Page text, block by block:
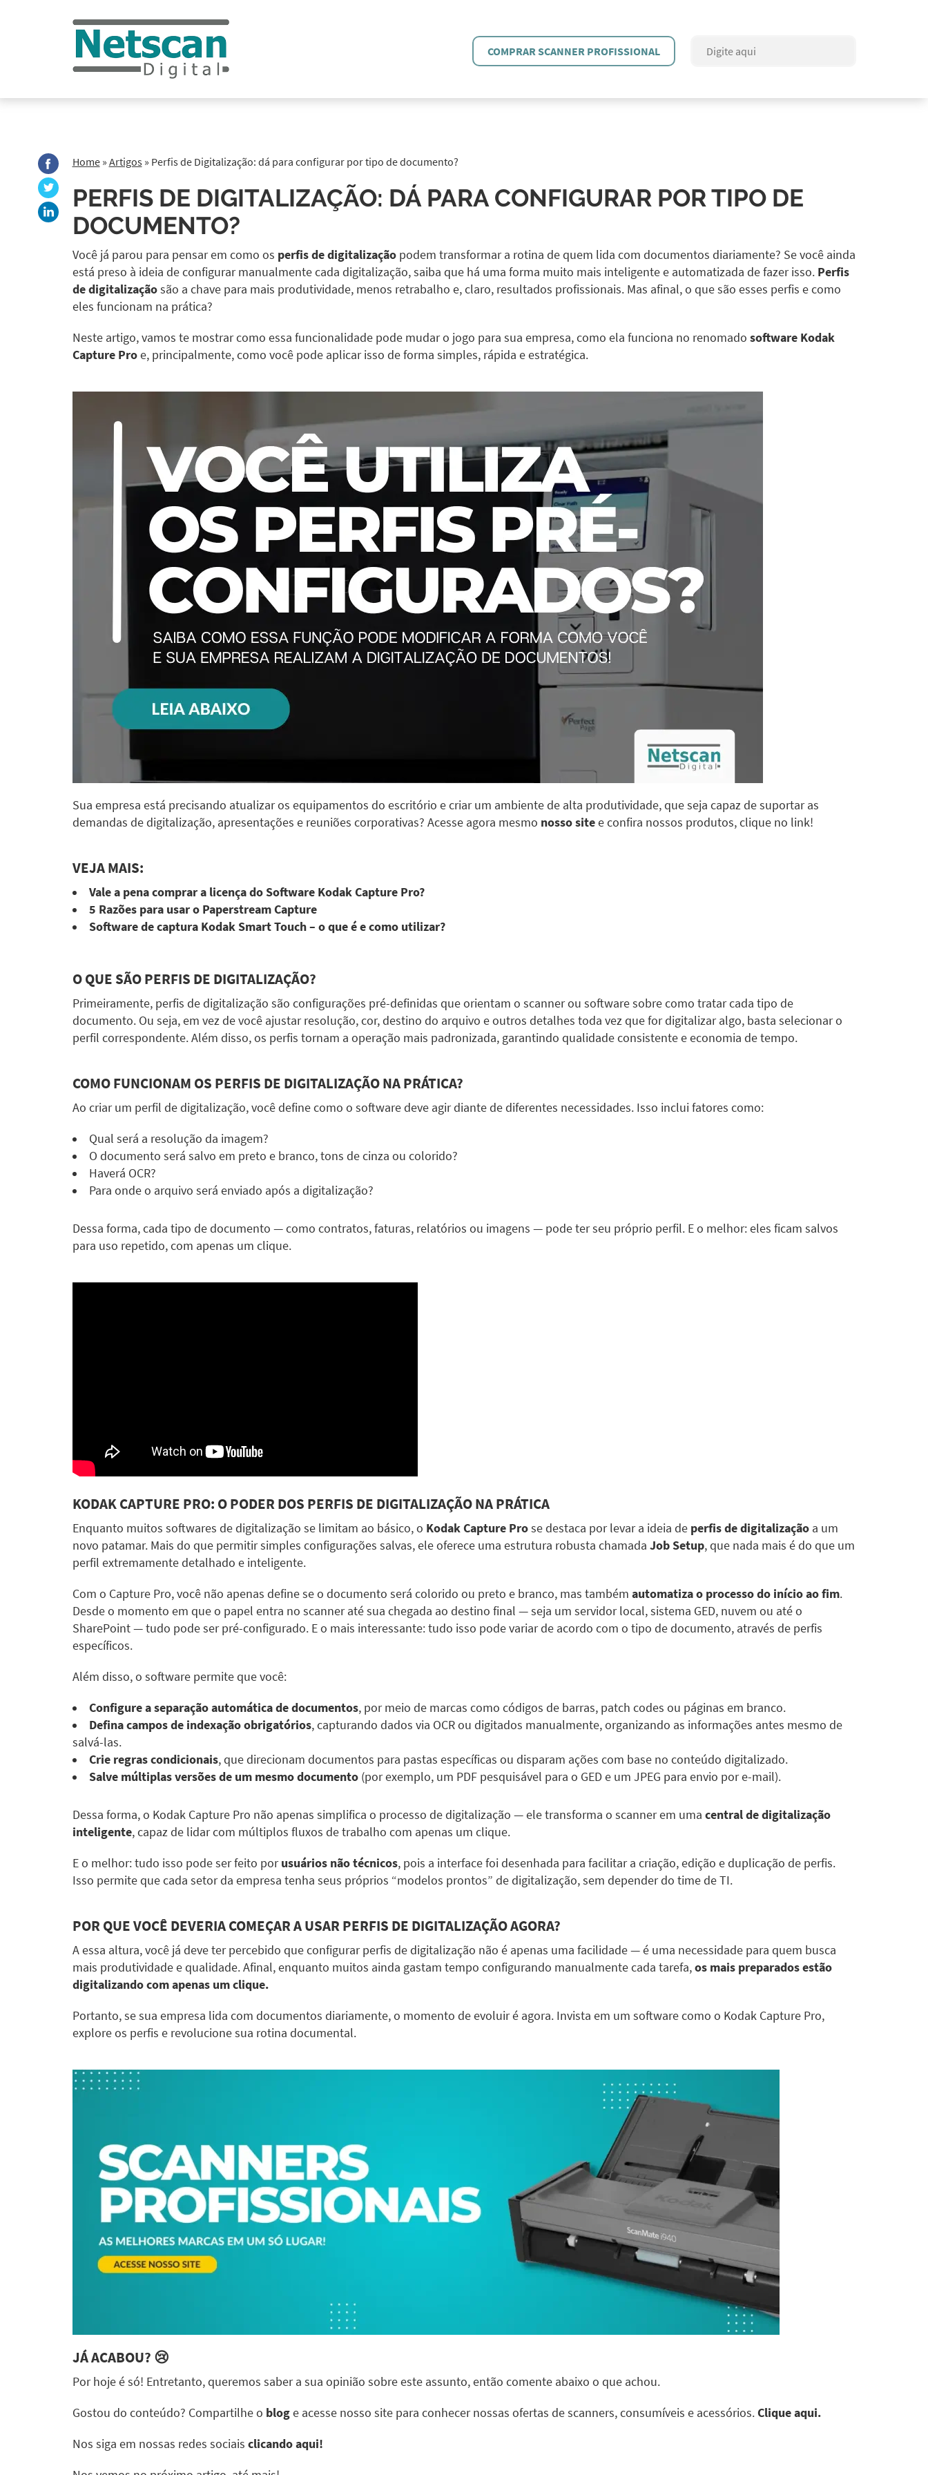
COMPRAR SCANNER PROFISSIONAL
Home» Artigos» Perfis de Digitalização: dá para configurar por tipo de documento?
PERFIS DE DIGITALIZAÇÃO: DÁ PARA CONFIGURAR POR TIPO DE
DOCUMENTO?
Você já parou para pensar em como os perfis de digitalizaçãopodem transformar a rotina de quem lida com documentos diariamente? Se você ainda
está preso à ideia de configurar manualmente cada digitalização, saiba que há uma forma muito mais inteligente e automatizada de fazer isso. Perfis
de digitalizaçãosão a chave para mais produtividade, menos retrabalho e, claro, resultados profissionais. Mas afinal, o que são esses perfis e como
eles funcionam na prática?
Neste artigo, vamos te mostrar como essa funcionalidade pode mudar o jogo para sua empresa, como ela funciona no renomado software Kodak
Capture Proe, principalmente, como você pode aplicar isso de forma simples, rápida e estratégica.
Sua empresa está precisando atualizar os equipamentos do escritório e criar um ambiente de alta produtividade, que seja capaz de suportar as
demandas de digitalização, apresentações e reuniões corporativas? Acesse agora mesmo nosso sitee confira nossos produtos, clique no link!
VEJA MAIS:
Vale a pena comprar a licença do Software Kodak Capture Pro?
5 Razões para usar o Paperstream Capture
Software de captura Kodak Smart Touch – o que é e como utilizar?
O QUE SÃO PERFIS DE DIGITALIZAÇÃO?
Primeiramente, perfis de digitalização são configurações pré-definidas que orientam o scanner ou software sobre como tratar cada tipo de
documento. Ou seja, em vez de você ajustar resolução, cor, destino do arquivo e outros detalhes toda vez que for digitalizar algo, basta selecionar o
perfil correspondente. Além disso, os perfis tornam a operação mais padronizada, garantindo qualidade consistente e economia de tempo.
COMO FUNCIONAM OS PERFIS DE DIGITALIZAÇÃO NA PRÁTICA?
Ao criar um perfil de digitalização, você define como o software deve agir diante de diferentes necessidades. Isso inclui fatores como:
Qual será a resolução da imagem?
O documento será salvo em preto e branco, tons de cinza ou colorido?
Haverá OCR?
Para onde o arquivo será enviado após a digitalização?
Dessa forma, cada tipo de documento — como contratos, faturas, relatórios ou imagens — pode ter seu próprio perfil. E o melhor: eles ficam salvos
para uso repetido, com apenas um clique.
KODAK CAPTURE PRO: O PODER DOS PERFIS DE DIGITALIZAÇÃO NA PRÁTICA
Enquanto muitos softwares de digitalização se limitam ao básico, o Kodak Capture Prose destaca por levar a ideia de perfis de digitalizaçãoa um
novo patamar. Mais do que permitir simples configurações salvas, ele oferece uma estrutura robusta chamada Job Setup, que nada mais é do que um
perfil extremamente detalhado e inteligente.
Com o Capture Pro, você não apenas define se o documento será colorido ou preto e branco, mas também automatiza o processo do início ao fim.
Desde o momento em que o papel entra no scanner até sua chegada ao destino final — seja um servidor local, sistema GED, nuvem ou até o
SharePoint — tudo pode ser pré-configurado. E o mais interessante: tudo isso pode variar de acordo com o tipo de documento, através de perfis
específicos.
Além disso, o software permite que você:
Configure a separação automática de documentos, por meio de marcas como códigos de barras, patch codes ou páginas em branco.
Defina campos de indexação obrigatórios, capturando dados via OCR ou digitados manualmente, organizando as informações antes mesmo de
salvá-las.
Crie regras condicionais, que direcionam documentos para pastas específicas ou disparam ações com base no conteúdo digitalizado.
Salve múltiplas versões de um mesmo documento (por exemplo, um PDF pesquisável para o GED e um JPEG para envio por e-mail).
Dessa forma, o Kodak Capture Pro não apenas simplifica o processo de digitalização — ele transforma o scanner em uma central de digitalização
inteligente, capaz de lidar com múltiplos fluxos de trabalho com apenas um clique.
E o melhor: tudo isso pode ser feito porusuários não técnicos, pois a interface foi desenhada para facilitar a criação, edição e duplicação de perfis.
Isso permite que cada setor da empresa tenha seus próprios “modelos prontos” de digitalização, sem depender do time de TI.
POR QUE VOCÊ DEVERIA COMEÇAR A USAR PERFIS DE DIGITALIZAÇÃO AGORA?
A essa altura, você já deve ter percebido que configurar perfis de digitalização não é apenas uma facilidade — é uma necessidade para quem busca
mais produtividade e qualidade. Afinal, enquanto muitos ainda gastam tempo configurando manualmente cada tarefa,os mais preparados estão
digitalizando com apenas um clique.
Portanto, se sua empresa lida com documentos diariamente, o momento de evoluir é agora. Invista em um software como o Kodak Capture Pro,
explore os perfis e revolucione sua rotina documental.
JÁ ACABOU? 😢
Por hoje é só! Entretanto, queremos saber a sua opinião sobre este assunto, então comente abaixo o que achou.
Gostou do conteúdo? Compartilhe o bloge acesse nosso site para conhecer nossas ofertas de scanners, consumíveis e acessórios.Clique aqui.
Nos siga em nossas redes sociais clicando aqui!